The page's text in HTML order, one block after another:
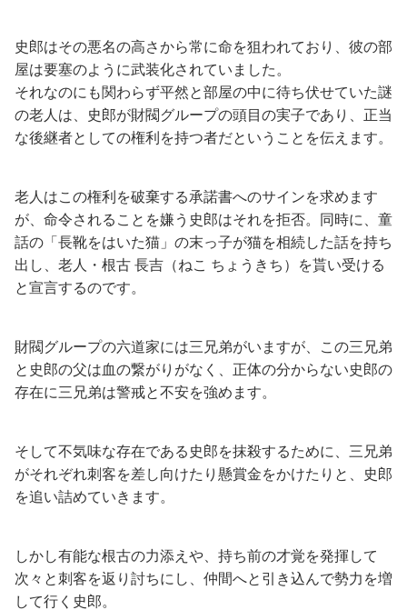
史郎はその悪名の高さから常に命を狙われており、彼の部
屋は要塞のように武装化されていました。
それなのにも関わらず平然と部屋の中に待ち伏せていた謎
の老人は、史郎が財閥グループの頭目の実子であり、正当
な後継者としての権利を持つ者だということを伝えます。
老人はこの権利を破棄する承諾書へのサインを求めます
が、命令されることを嫌う史郎はそれを拒否。同時に、童
話の「長靴をはいた猫」の末っ子が猫を相続した話を持ち
出し、老人・根古 長吉（ねこ ちょうきち）を貰い受ける
と宣言するのです。
財閥グループの六道家には三兄弟がいますが、この三兄弟
と史郎の父は血の繋がりがなく、正体の分からない史郎の
存在に三兄弟は警戒と不安を強めます。
そして不気味な存在である史郎を抹殺するために、三兄弟
がそれぞれ刺客を差し向けたり懸賞金をかけたりと、史郎
を追い詰めていきます。
しかし有能な根古の力添えや、持ち前の才覚を発揮して
次々と刺客を返り討ちにし、仲間へと引き込んで勢力を増
して行く史郎。